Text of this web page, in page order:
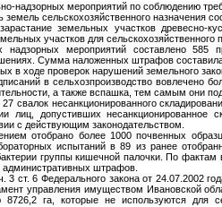
надзорных мероприятий по соблюдению
земель сельскохозяйственного назначения
земельных участков древесно-
участков для сельскохозяйственного
надзорных мероприятий составлено
Сумма наложенных штрафов
в ходе проверок нарушений земельного
в сельхозпроизводство вовлечено
а также вспашка, тем самым они
свалок несанкционированного
допустивших несанкционированное
с действующим законодательством.
отобрано более 1000 почвенных
испытаний в 89 из ранее
группы кишечной палочки. По
административных штрафов.
3 ст. 6 Федерального закона от
управления имуществом Ивановской
га, которые не используются для